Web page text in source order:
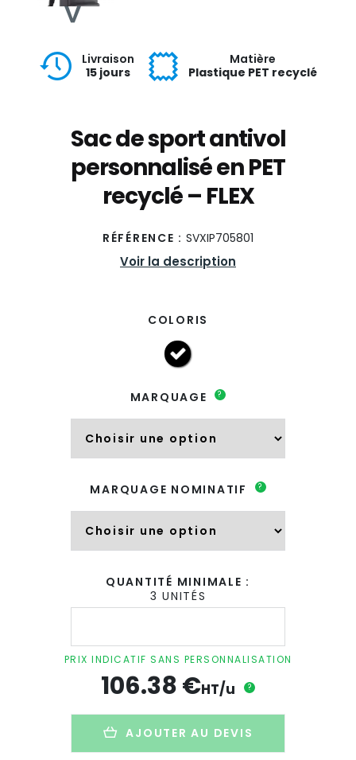
Livraison
15 jours
Matière
Plastique PET recyclé
Sac de sport antivol
personnalisé en PET
recyclé – FLEX
RÉFÉRENCE : SVXIP705801
Voir la description
COLORIS
MARQUAGE ?
MARQUAGE NOMINATIF ?
QUANTITÉ MINIMALE :
3 UNITÉS
quantité
de
sport
antivol
personnalisé
recyclé
-
PRIX INDICATIF SANS PERSONNALISATION
106.38€HT/u ?
AJOUTER AU DEVIS